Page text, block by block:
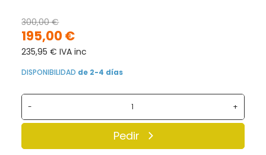
195,00 €
300,00 €
235,95 € IVA inc
DISPONIBILIDAD de 2-4 días
- +
Pedir